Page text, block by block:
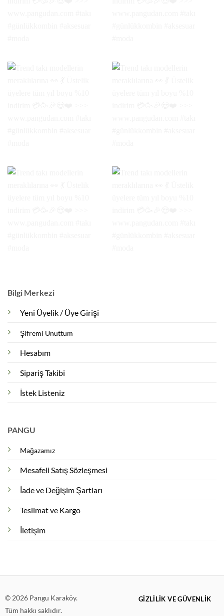
Bilgi Merkezi
Yeni Üyelik / Üye Girişi
Şifremi Unuttum
Hesabım
Sipariş Takibi
İstek Listeniz
PANGU
Mağazamız
Mesafeli Satış Sözleşmesi
İade ve Değişim Şartları
Teslimat ve Kargo
İletişim
© 2026 Pangu Karaköy.
Tüm hakkı saklıdır.
GIZLILIK VE GÜVENLIK